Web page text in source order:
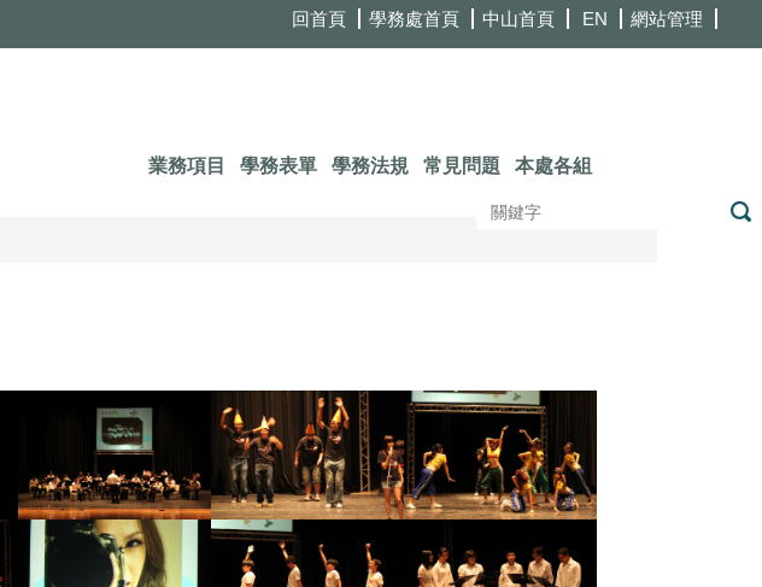
回首頁 學務處首頁 中山首頁 EN 網站管理
本處各組
常見問題
學務法規
學務表單
業務項目